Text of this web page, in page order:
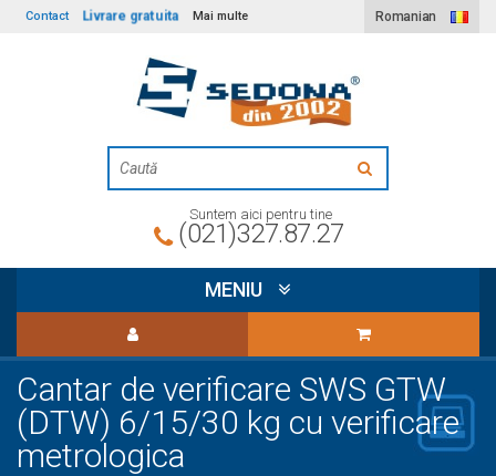
Contact Livrare gratuita Mai multe Romanian
Suntem aici pentru tine
(021)327.87.27
MENIU
Cantar de verificare SWS GTW
(DTW) 6/15/30 kg cu verificare
metrologica